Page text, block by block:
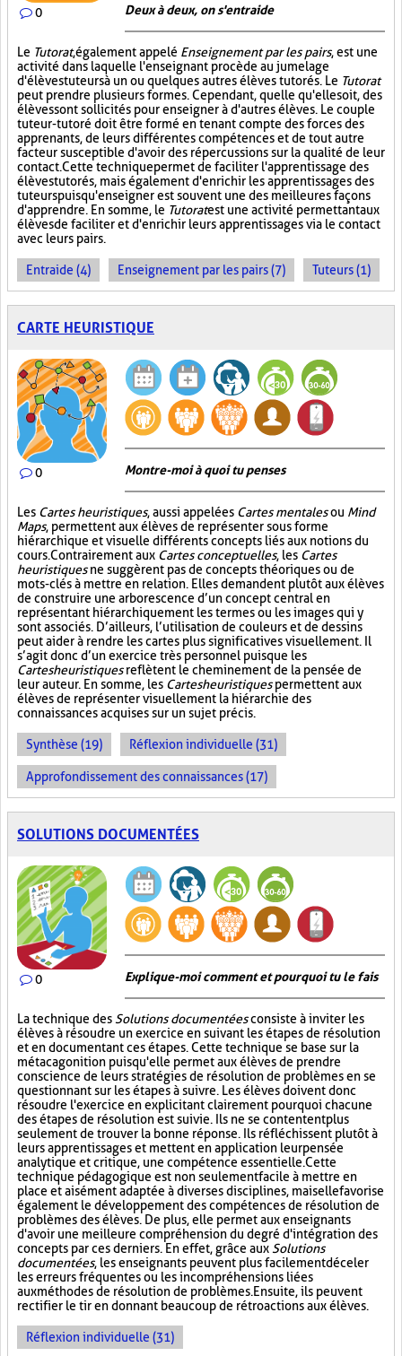
0 Deux à deux, on s'entraide
Le Tutorat, également appelé Enseignement par les pairs, est une
activité dans laquelle l'enseignant procède au jumelage
d'élèves tuteurs à un ou quelques autres élèves tutorés. Le Tutorat
peut prendre plusieurs formes. Cependant, quelle qu'elle soit, des
élèves sont sollicités pour enseigner à d'autres élèves. Le couple
tuteur-tutoré doit être formé en tenant compte des forces des
apprenants, de leurs différentes compétences et de tout autre
facteur susceptible d'avoir des répercussions sur la qualité de leur
contact. Cette technique permet de faciliter l'apprentissage des
élèves tutorés, mais également d'enrichir les apprentissages des
tuteurs puisqu'enseigner est souvent une des meilleures façons
d'apprendre. En somme, le Tutoratest une activité permettant aux
élèves de faciliter et d'enrichir leurs apprentissages via le contact
avec leurs pairs.
Entraide (4) Enseignement par les pairs (7) Tuteurs (1)
CARTE HEURISTIQUE
0 Montre-moi à quoi tu penses
Les Cartes heuristiques, aussi appelées Cartes mentalesou Mind
Maps, permettent aux élèves de représenter sous forme
hiérarchique et visuelle différents concepts liés aux notions du
cours. Contrairement aux Cartes conceptuelles, les Cartes
heuristiquesne suggèrent pas de concepts théoriques ou de
mots-clés à mettre en relation. Elles demandent plutôt aux élèves
de construire une arborescence d’un concept central en
représentant hiérarchiquement les termes ou les images qui y
sont associés. D’ailleurs, l’utilisation de couleurs et de dessins
peut aider à rendre les cartes plus significatives visuellement. Il
s’agit donc d’un exercice très personnel puisque les
Cartes heuristiquesreflètent le cheminement de la pensée de
leur auteur. En somme, les Cartes heuristiquespermettent aux
élèves de représenter visuellement la hiérarchie des
connaissances acquises sur un sujet précis.
Synthèse (19) Réflexion individuelle (31)
Approfondissement des connaissances (17)
SOLUTIONS DOCUMENTÉES
0 Explique-moi comment et pourquoi tu le fais
La technique des Solutions documentéesconsiste à inviter les
élèves à résoudre un exercice en suivant les étapes de résolution
et en documentant ces étapes. Cette technique se base sur la
métacagonition puisqu'elle permet aux élèves de prendre
conscience de leurs stratégies de résolution de problèmes en se
questionnant sur les étapes à suivre. Les élèves doivent donc
résoudre l'exercice en explicitant clairement pourquoi chacune
des étapes de résolution est suivie. Ils ne se contentent plus
seulement de trouver la bonne réponse. Ils réfléchissent plutôt à
leurs apprentissages et mettent en application leur pensée
analytique et critique, une compétence essentielle. Cette
technique pédagogique est non seulement facile à mettre en
place et aisément adaptée à diverses disciplines, mais elle favorise
également le développement des compétences de résolution de
problèmes des élèves. De plus, elle permet aux enseignants
d'avoir une meilleure compréhension du degré d'intégration des
concepts par ces derniers. En effet, grâce aux Solutions
documentées, les enseignants peuvent plus facilement déceler
les erreurs fréquentes ou les incompréhensions liées
aux méthodes de résolution de problèmes. Ensuite, ils peuvent
rectifier le tir en donnant beaucoup de rétroactions aux élèves.
Réflexion individuelle (31)